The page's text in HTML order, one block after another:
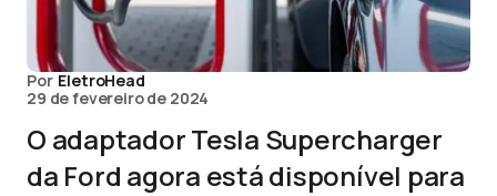
Por EletroHead
29 de fevereiro de 2024
O adaptador Tesla Supercharger
da Ford agora está disponível para